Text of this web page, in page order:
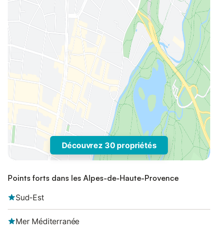
Découvrez 30 propriétés
Points forts dans les Alpes-de-Haute-Provence
Sud-Est
Mer Méditerranée